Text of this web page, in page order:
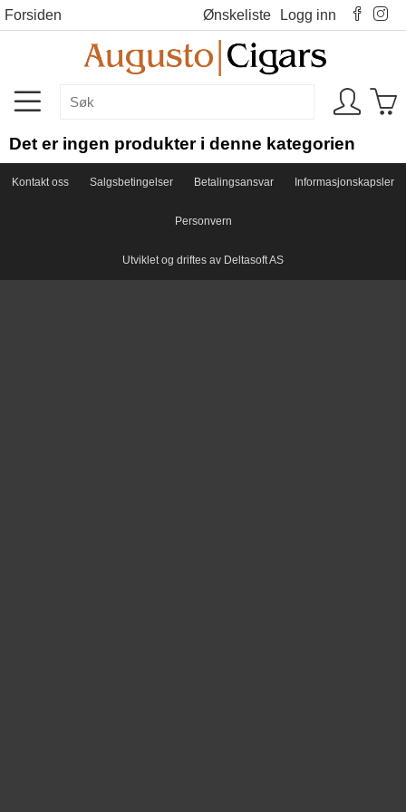
Forsiden Ønskeliste Logg inn
Det er ingen produkter i denne kategorien
Kontakt oss Salgsbetingelser Betalingsansvar Informasjonskapsler
Personvern
Utviklet og driftes av Deltasoft AS